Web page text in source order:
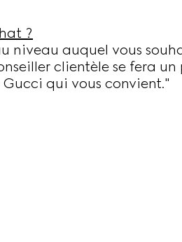
?
niveau auquel vous
clientèle se fera
qui vous convient."